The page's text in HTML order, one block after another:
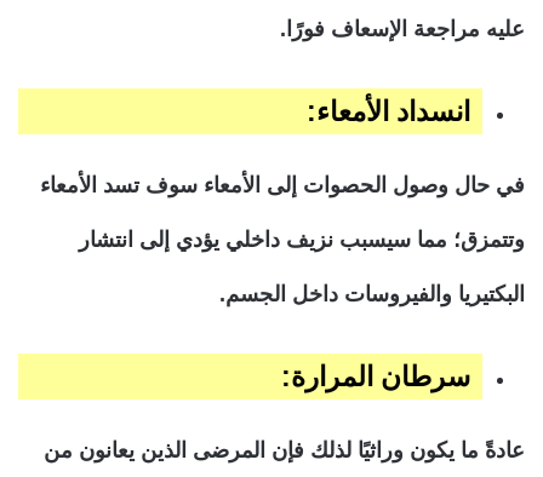
عليه مراجعة الإسعاف فورًا.
انسداد الأمعاء:
في حال وصول الحصوات إلى الأمعاء سوف تسد الأمعاء
وتتمزق؛ مما سيسبب نزيف داخلي يؤدي إلى انتشار
البكتيريا والفيروسات داخل الجسم.
سرطان المرارة:
عادةً ما يكون وراثيًا لذلك فإن المرضى الذين يعانون من